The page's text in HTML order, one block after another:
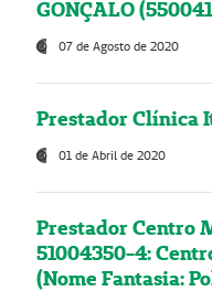
GONÇALO
07 de Agosto de 2020
Prestador Clínica
01 de Abril de 2020
Prestador Centro
51004350-4:
(Nome Fantasia: